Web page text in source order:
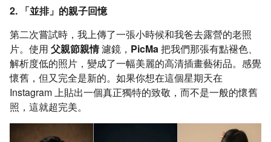
2. 「並排」的親子回憶
第二次嘗試時，我上傳了一張小時候和我爸去露營的老照
片。使用 父親節親情濾鏡， PicMa 把我們那張有點褪色、
解析度低的照片，變成了一幅美麗的高清插畫藝術品。感覺
懷舊，但又完全是新的。如果你想在這個星期天在
Instagram 上貼出一個真正獨特的致敬，而不是一般的懷舊
照，這就超完美。